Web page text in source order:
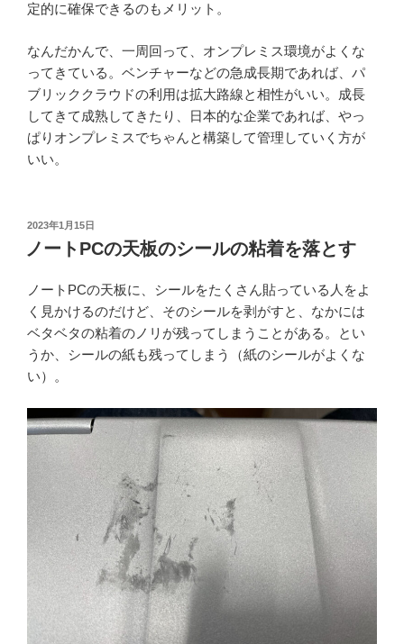
定的に確保できるのもメリット。
なんだかんで、一周回って、オンプレミス環境がよくな
ってきている。ベンチャーなどの急成長期であれば、パ
ブリッククラウドの利用は拡大路線と相性がいい。成長
してきて成熟してきたり、日本的な企業であれば、やっ
ぱりオンプレミスでちゃんと構築して管理していく方が
いい。
投
日:
2023年1月15日
ノートPCの天板のシールの粘着を落とす
ノートPCの天板に、シールをたくさん貼っている人をよ
く見かけるのだけど、そのシールを剥がすと、なかには
ベタベタの粘着のノリが残ってしまうことがある。とい
うか、シールの紙も残ってしまう（紙のシールがよくな
い）。